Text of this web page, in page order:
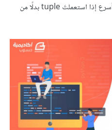
أفضل، حيث ستُنفَّذ الشيفرة بشكل أسرع إذا استعملتَ tuple بدلًا من